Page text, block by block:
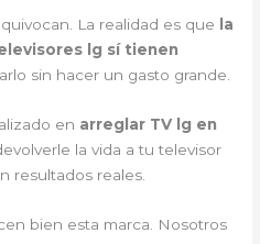
La realidad es que
la
lg sí tienen
sin hacer un gasto grande.
en arreglar TV lg en
la vida a tu televisor
resultados reales.
bien esta marca. Nosotros